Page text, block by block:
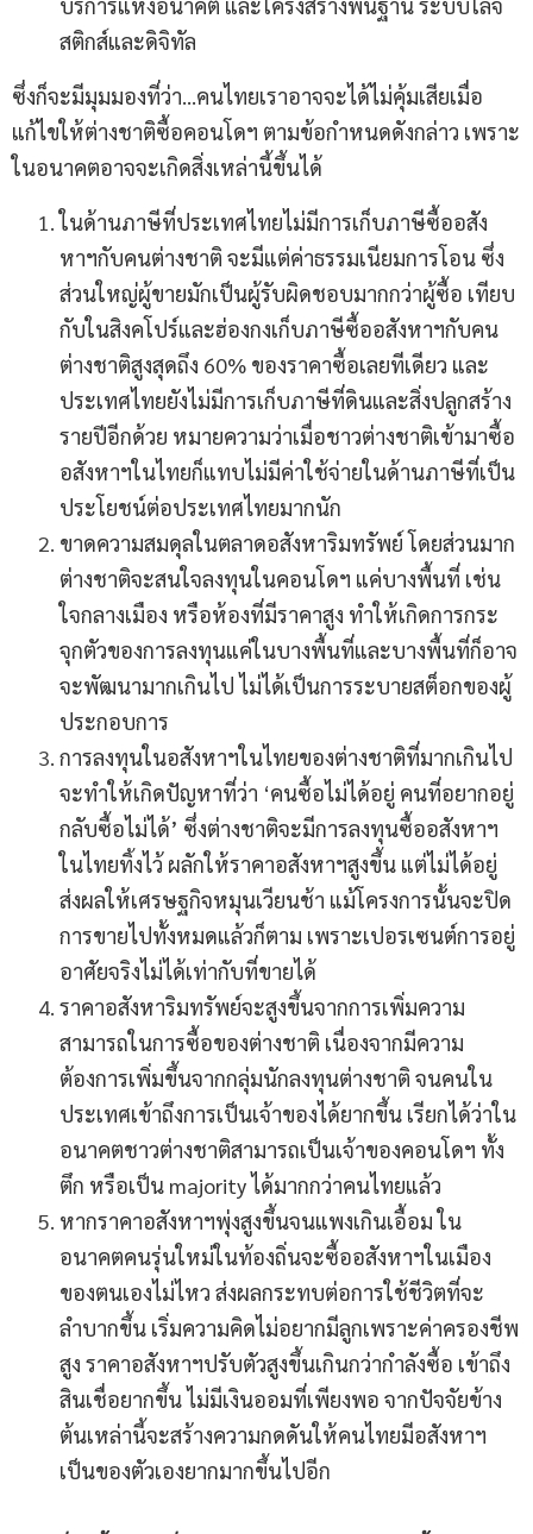
บริการแห่งอนาคต และโครงสร้างพื้นฐาน ระบบโลจิ
สติกส์และดิจิทัล
ซึ่งก็จะมีมุมมองที่ว่า…คนไทยเราอาจจะได้ไม่คุ้มเสียเมื่อ
แก้ไขให้ต่างชาติซื้อคอนโดฯ ตามข้อกำหนดดังกล่าว เพราะ
ในอนาคตอาจจะเกิดสิ่งเหล่านี้ขึ้นได้
ในด้านภาษีที่ประเทศไทยไม่มีการเก็บภาษีซื้ออสัง
หาฯกับคนต่างชาติ จะมีแต่ค่าธรรมเนียมการโอน ซึ่ง
ส่วนใหญ่ผู้ขายมักเป็นผู้รับผิดชอบมากกว่าผู้ซื้อ เทียบ
กับในสิงคโปร์และฮ่องกงเก็บภาษีซื้ออสังหาฯกับคน
ต่างชาติสูงสุดถึง 60% ของราคาซื้อเลยทีเดียว และ
ประเทศไทยยังไม่มีการเก็บภาษีที่ดินและสิ่งปลูกสร้าง
รายปีอีกด้วย หมายความว่าเมื่อชาวต่างชาติเข้ามาซื้อ
อสังหาฯในไทยก็แทบไม่มีค่าใช้จ่ายในด้านภาษีที่เป็น
ประโยชน์ต่อประเทศไทยมากนัก
ขาดความสมดุลในตลาดอสังหาริมทรัพย์ โดยส่วนมาก
ต่างชาติจะสนใจลงทุนในคอนโดฯ แค่บางพื้นที่ เช่น
ใจกลางเมือง หรือห้องที่มีราคาสูง ทำให้เกิดการกระ
จุกตัวของการลงทุนแค่ในบางพื้นที่และบางพื้นที่ก็อาจ
จะพัฒนามากเกินไป ไม่ได้เป็นการระบายสต็อกของผู้
ประกอบการ
การลงทุนในอสังหาฯในไทยของต่างชาติที่มากเกินไป
จะทำให้เกิดปัญหาที่ว่า ‘คนซื้อไม่ได้อยู่ คนที่อยากอยู่
กลับซื้อไม่ได้’ ซึ่งต่างชาติจะมีการลงทุนซื้ออสังหาฯ
ในไทยทิ้งไว้ ผลักให้ราคาอสังหาฯสูงขึ้น แต่ไม่ได้อยู่
ส่งผลให้เศรษฐกิจหมุนเวียนช้า แม้โครงการนั้นจะปิด
การขายไปทั้งหมดแล้วก็ตาม เพราะเปอรเซนต์การอยู่
อาศัยจริงไม่ได้เท่ากับที่ขายได้
ราคาอสังหาริมทรัพย์จะสูงขึ้นจากการเพิ่มความ
สามารถในการซื้อของต่างชาติ เนื่องจากมีความ
ต้องการเพิ่มขึ้นจากกลุ่มนักลงทุนต่างชาติ จนคนใน
ประเทศเข้าถึงการเป็นเจ้าของได้ยากขึ้น เรียกได้ว่าใน
อนาคตชาวต่างชาติสามารถเป็นเจ้าของคอนโดฯ ทั้ง
ตึก หรือเป็น majority ได้มากกว่าคนไทยแล้ว
หากราคาอสังหาฯพุ่งสูงขึ้นจนแพงเกินเอื้อม ใน
อนาคตคนรุ่นใหม่ในท้องถิ่นจะซื้ออสังหาฯในเมือง
ของตนเองไม่ไหว ส่งผลกระทบต่อการใช้ชีวิตที่จะ
ลำบากขึ้น เริ่มความคิดไม่อยากมีลูกเพราะค่าครองชีพ
สูง ราคาอสังหาฯปรับตัวสูงขึ้นเกินกว่ากำลังซื้อ เข้าถึง
สินเชื่อยากขึ้น ไม่มีเงินออมที่เพียงพอ จากปัจจัยข้าง
ต้นเหล่านี้จะสร้างความกดดันให้คนไทยมีอสังหาฯ
เป็นของตัวเองยากมากขึ้นไปอีก